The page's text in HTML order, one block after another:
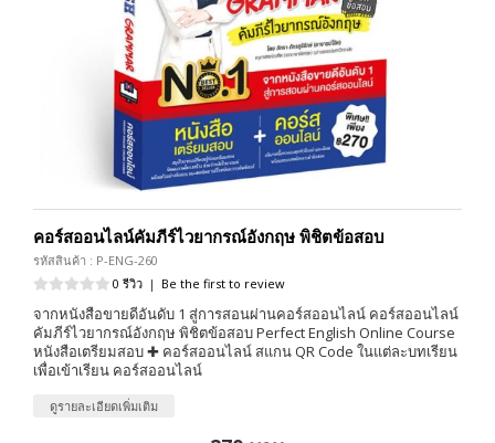
คอร์สออนไลน์คัมภีร์ไวยากรณ์อังกฤษ พิชิตข้อสอบ
รหัสสินค้า : P-ENG-260
0 รีวิว | Be the first to review
จากหนังสือขายดีอันดับ 1 สู่การสอนผ่านคอร์สออนไลน์ คอร์สออนไลน์
คัมภีร์ไวยากรณ์อังกฤษ พิชิตข้อสอบ Perfect English Online Course
หนังสือเตรียมสอบ ✚ คอร์สออนไลน์ สแกน QR Code ในแต่ละบทเรียน
เพื่อเข้าเรียน คอร์สออนไลน์
ดูรายละเอียดเพิ่มเติม